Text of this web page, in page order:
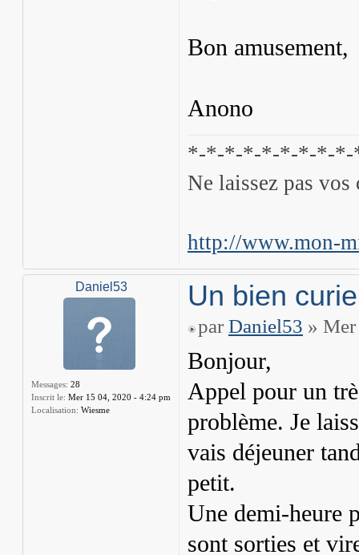
Bon amusement,
Anono
*-*-*-*-*-*-*-*-
Ne laissez pas
http://www.mon-
Daniel53
Messages: 28
Inscrit le: Mer 15 04, 2020 - 4:24 pm
Localisation: Wiesme
Un bien
par Daniel53 »
Bonjour,
Appel pour un
problème. Je
vais déjeuner
petit.
Une demi-heure
sont sorties et